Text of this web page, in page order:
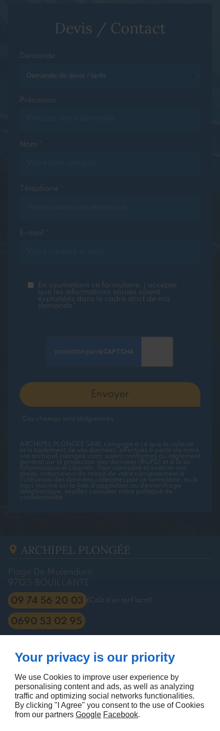
Devis / Contact
Demande
Précisions
Nom *
Téléphone *
E-mail *
En soumettant ce formulaire, j'accepte
que les informations saisies soient
exploitées dans le cadre strict de ma
demande*
*Ces champs sont obligatoires
ARCHIPEL PLONGÉE SARL s'engage à ce que la collecte
et le traitement de vos données, effectués à partir de notre
site archipel-plongee.com , soient conformes au règlement
général sur la protection des données (RGPD) et à la loi
Informatique et Libertés. Pour connaître et exercer vos
droits, notamment de retrait de votre consentement à
l'utilisation des données collectées par ce formulaire, ou à
vous inscrire sur la liste d'opposition au démarchage
téléphonique, veuillez consulter notre politique de
confidentialité
ARCHIPEL PLONGÉE
Plage De Malendure
97125 BOUILLANTE
09 74 56 20 03 (Coût d'un tarif local)
0690 53 02 95
Contactez-nous
Mentions légales
SUIVEZ-NOUS
Your privacy is our priority
We use Cookies to improve user experience by
personalising content and ads, as well as analyzing
traffic and optimizing social networks functionalities.
By clicking "I Agree" you consent to the use of Cookies
from our partners Google Facebook.